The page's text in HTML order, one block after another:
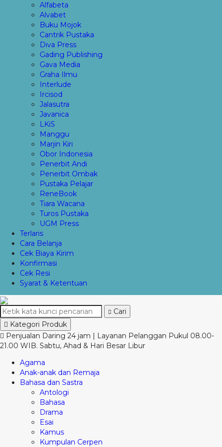
Alfabeta
Alvabet
Buku Mojok
Cantrik Pustaka
Diva Press
Gading Publishing
Gava Media
Graha Ilmu
Interlude
Ircisod
Jalasutra
Javanica
LKiS
Manggu
Marjin Kiri
Obor Indonesia
Penerbit Andi
Penerbit Ombak
Pustaka Pelajar
ReneBook
Tiara Wacana
Turos Pustaka
UGM Press
Terlaris
Cara Belanja
Cek Biaya Kirim
Konfirmasi
Cek Resi
Syarat & Ketentuan
Cari
Kategori Produk
Penjualan Daring 24 jam | Layanan Pelanggan Pukul 08.00-
21.00 WIB. Sabtu, Ahad & Hari Besar Libur
Agama
Anak-anak dan Remaja
Bahasa dan Sastra
Antologi
Bahasa
Drama
Esai
Kamus
Kumpulan Cerpen